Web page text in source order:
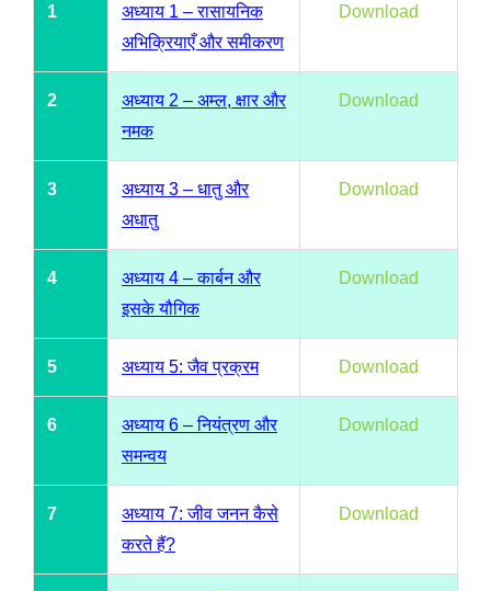
1
अध्याय 1 – रासायनिक
अभिक्रियाएँ और समीकरण
Download
2
अध्याय 2 – अम्ल, क्षार और
नमक
Download
3
अध्याय 3 – धातु और
अधातु
Download
4
अध्याय 4 – कार्बन और
इसके यौगिक
Download
5 अध्याय 5: जैव प्रक्रम Download
6
अध्याय 6 – नियंत्रण और
समन्वय
Download
7
अध्याय 7: जीव जनन कैसे
करते हैं?
Download